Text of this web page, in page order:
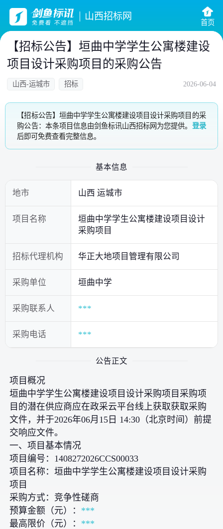
山西招标网
首页
【招标公告】垣曲中学学生公寓楼建设
项目设计采购项目的采购公告
山西-运城市 招标 2026-06-04
【招标公告】垣曲中学学生公寓楼建设项目设计采购项目的采
购公告：本条项目信息由剑鱼标讯山西招标网为您提供。 登录
后即可免费查看完整信息。
基本信息
地市 山西 运城市
项目名称
垣曲中学学生公寓楼建设项目设计
采购项目
招标代理机构 华正大地项目管理有限公司
采购单位 垣曲中学
采购联系人 ***
采购电话 ***
公告正文
项目概况
垣曲中学学生公寓楼建设项目设计采购项目采购项
目的潜在供应商应在政采云平台线上获取获取采购
文件，并于2026年06月15日 14:30（北京时间）前提
交响应文件。
一、项目基本情况
项目编号：1408272026CCS00033
项目名称：垣曲中学学生公寓楼建设项目设计采购
项目
采购方式：竞争性磋商
预算金额（元）： ***
最高限价（元）： ***